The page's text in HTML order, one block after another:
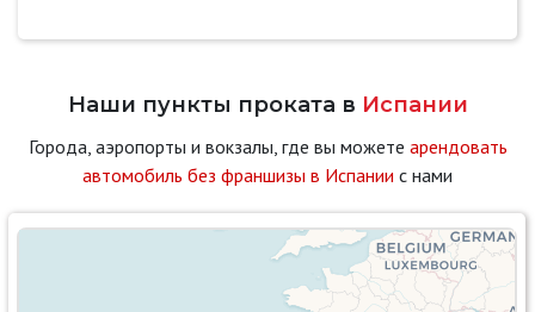
Наши пункты проката в Испании
Города, аэропорты и вокзалы, где вы можете арендовать
автомобиль без франшизы в Испании с нами